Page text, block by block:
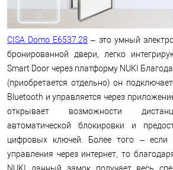
CISA Domo E6537.28 – это умный
бронированной двери, легко
Smart Door через платформу NUKI
(приобретается отдельно) он
Bluetooth и управляется через
открывает возможности
автоматической блокировки и
цифровых ключей. Более того – если
управления через интернет, то